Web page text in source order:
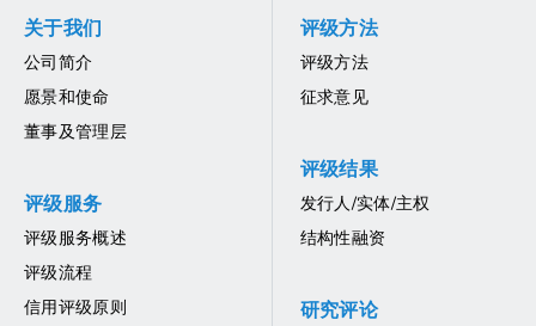
关于我们
公司简介
愿景和使命
董事及管理层
评级服务
评级服务概述
评级流程
信用评级原则
评级方法
评级方法
征求意见
评级结果
发行人/实体/主权
结构性融资
研究评论